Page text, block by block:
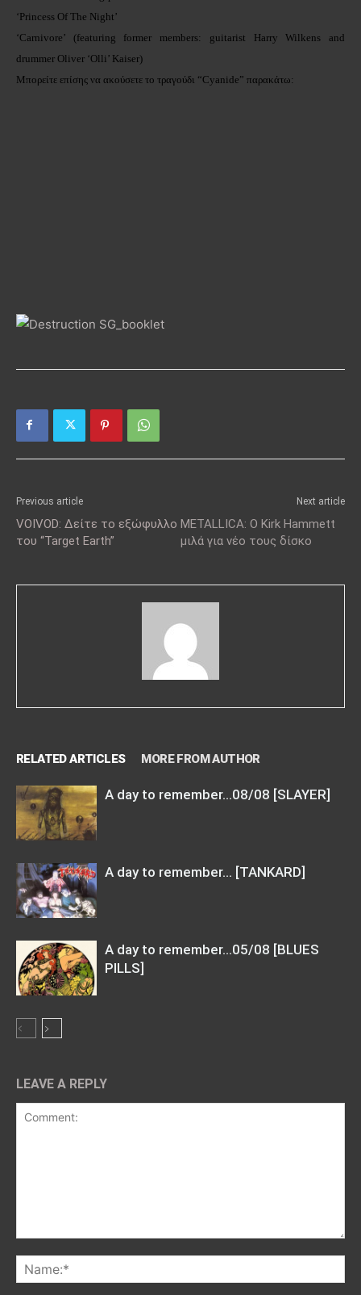
‘Princess Of The Night’
‘Carnivore’ (featuring former members: guitarist Harry Wilkens and
drummer Oliver ‘Olli’ Kaiser)
Μπορείτε επίσης να ακούσετε το τραγούδι “Cyanide” παρακάτω:
Previous article
VOIVOD: Δείτε το εξώφυλλο
του “Target Earth”
Next article
METALLICA: Ο Kirk Hammett
μιλά για νέο τους δίσκο
RELATED ARTICLES MORE FROM AUTHOR
A day to remember…08/08 [SLAYER]
A day to remember… [TANKARD]
A day to remember…05/08 [BLUES
PILLS]
LEAVE A REPLY